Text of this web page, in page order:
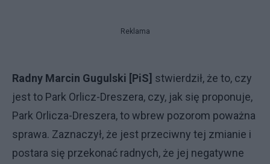
Reklama
Radny Marcin Gugulski [PiS] stwierdził, że to, czy
jest to Park Orlicz-Dreszera, czy, jak się proponuje,
Park Orlicza-Dreszera, to wbrew pozorom poważna
sprawa. Zaznaczył, że jest przeciwny tej zmianie i
postara się przekonać radnych, że jej negatywne